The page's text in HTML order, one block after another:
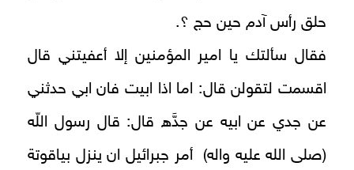
حلق رأس آدم حين حج ؟.
فقال سألتك يا امير المؤمنين إلا أعفيتني قال
اقسمت لتقولن قال: اما اذا ابيت فان ابي حدثني
عن جدي عن ابيه عن جدَّه قال: قال رسول اللّه
(صلى الله عليه واله) أمر جبرائيل ان ينزل بياقوتة